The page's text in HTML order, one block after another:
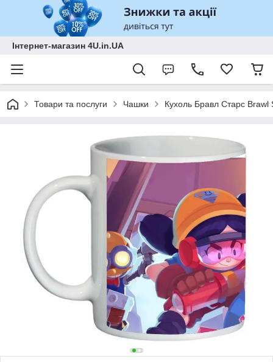
Інтернет-магазин 4U.in.UA
Товари та послуги Чашки Кухоль Бравл Старс